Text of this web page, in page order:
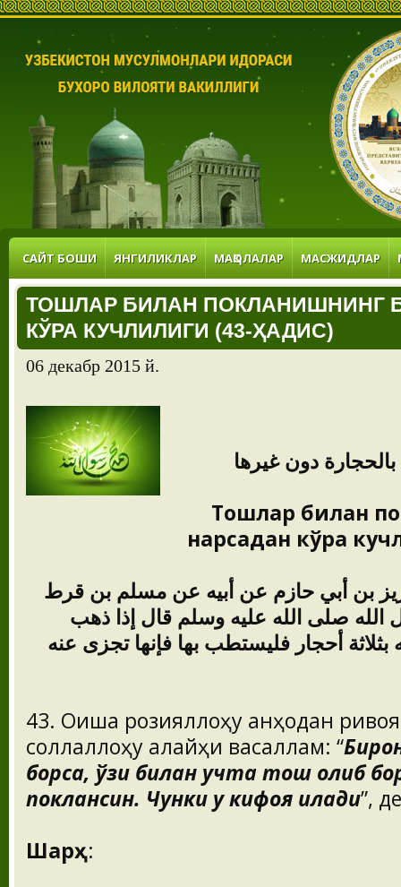
САЙТ БОШИ ЯНГИЛИКЛАР МАҚОЛАЛАР МАСЖИДЛАР
ТОШЛАР БИЛАН ПОКЛАНИШНИНГ
КЎРА КУЧЛИЛИГИ (43-ҲАДИС)
06 декабр 2015 й.
بالحجارة دون غيرها
Тошлар билан
нарсадан кўра
بن أبي حازم عن أبيه عن مسلم بن قرط
صلى الله عليه وسلم قال إذا ذهب
أحجار فليستطب بها فإنها تجزى عنه
43. Оиша розияллоҳу анҳодан
соллаллоҳу алайҳи васаллам: “
борса, ўзи билан учта тош олиб
поклансин. Чунки у кифоя қилади”,
Шарҳ: